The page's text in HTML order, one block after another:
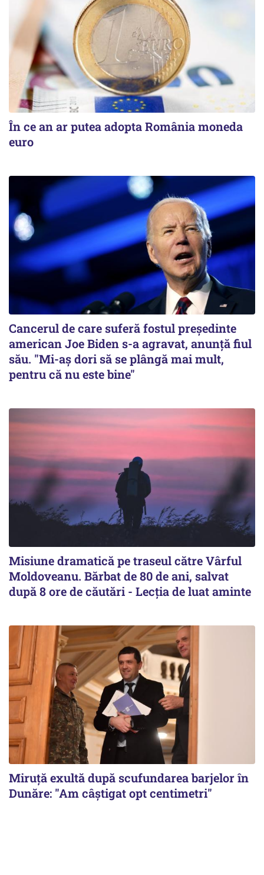
În ce an ar putea adopta România moneda
euro
Cancerul de care suferă fostul preşedinte
american Joe Biden s-a agravat, anunță fiul
său. "Mi-aș dori să se plângă mai mult,
pentru că nu este bine"
Misiune dramatică pe traseul către Vârful
Moldoveanu. Bărbat de 80 de ani, salvat
după 8 ore de căutări - Lecția de luat aminte
Miruță exultă după scufundarea barjelor în
Dunăre: "Am câștigat opt centimetri"